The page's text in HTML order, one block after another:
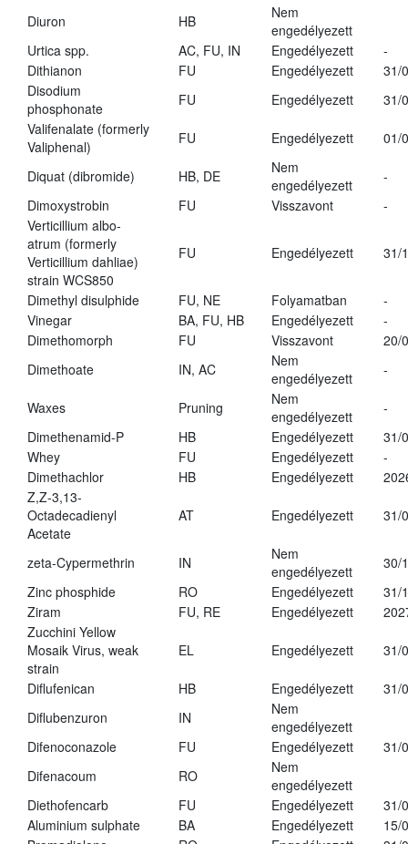
Diuron
HB
Nem
engedélyezett
Urtica spp.
AC, FU, IN Engedélyezett
-
Dithianon
FU Engedélyezett
31/
Disodium
phosphonate
FU Engedélyezett
31/
Valifenalate (formerly
Valiphenal)
FU Engedélyezett 01/
Diquat (dibromide) HB, DE
Nem
engedélyezett
-
Dimoxystrobin
FU Visszavont
-
Verticillium albo-
atrum (formerly
Verticillium dahliae)
strain WCS850
FU Engedélyezett 31/
Dimethyl disulphide FU, NE Folyamatban
-
Vinegar
BA, FU, HB Engedélyezett
-
Dimethomorph
FU Visszavont
20/
Dimethoate
IN, AC
Nem
engedélyezett
-
Waxes Pruning
Nem
engedélyezett
-
Dimethenamid-P
HB Engedélyezett
31/
Whey
FU Engedélyezett
-
Dimethachlor
HB Engedélyezett
Z,Z-3,13-
Octadecadienyl
Acetate
AT Engedélyezett 31/
zeta-Cypermethrin IN
Nem
engedélyezett
30/
Zinc phosphide
RO Engedélyezett
31/
Ziram
FU, RE Engedélyezett
Zucchini Yellow
Mosaik Virus, weak
strain
EL Engedélyezett 31/
Diflufenican HB Engedélyezett
31/
Diflubenzuron
IN
Nem
engedélyezett
Difenoconazole
FU Engedélyezett
31/
Difenacoum
RO
Nem
engedélyezett
Diethofencarb
FU Engedélyezett
31/
Aluminium sulphate
BA Engedélyezett
15/